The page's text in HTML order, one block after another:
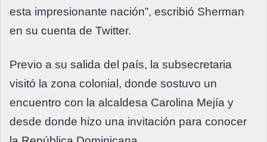
esta impresionante nación”, escribió Sherman
en su cuenta de Twitter.
Previo a su salida del país, la subsecretaria
visitó la zona colonial, donde sostuvo un
encuentro con la alcaldesa Carolina Mejía y
desde donde hizo una invitación para conocer